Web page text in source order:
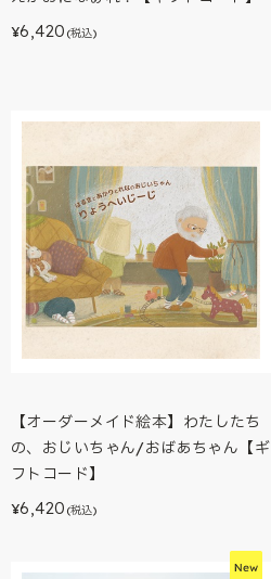
¥6,420 (税込)
【オーダーメイド絵本】わたしたち
の、おじいちゃん/おばあちゃん【ギ
フトコード】
¥6,420 (税込)